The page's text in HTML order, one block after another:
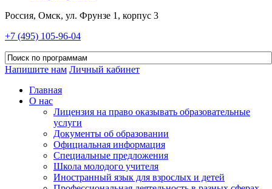
Россия, Омск, ул. Фрунзе 1, корпус 3
+7 (495) 105-96-04
Напишите нам Личный кабинет
Главная
О нас
Лицензия на право оказывать образовательные
услуги
Документы об образовании
Официальная информация
Специальные предложения
Школа молодого учителя
Иностранный язык для взрослых и детей